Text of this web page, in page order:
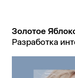
Золотое
Разработка